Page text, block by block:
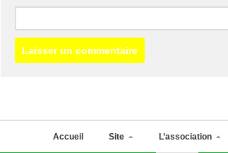
Accueil Site L’association